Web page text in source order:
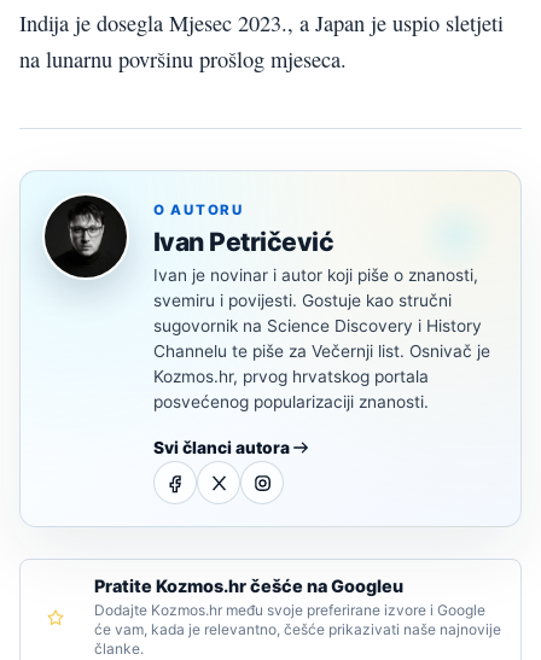
Indija je dosegla Mjesec 2023., a Japan je uspio sletjeti
na lunarnu površinu prošlog mjeseca.
O AUTORU
Ivan Petričević
Ivan je novinar i autor koji piše o znanosti,
svemiru i povijesti. Gostuje kao stručni
sugovornik na Science Discovery i History
Channelu te piše za Večernji list. Osnivač je
Kozmos.hr, prvog hrvatskog portala
posvećenog popularizaciji znanosti.
Svi članci autora
Pratite Kozmos.hr češće na Googleu
Dodajte Kozmos.hr među svoje preferirane izvore i Google
će vam, kada je relevantno, češće prikazivati naše najnovije
članke.